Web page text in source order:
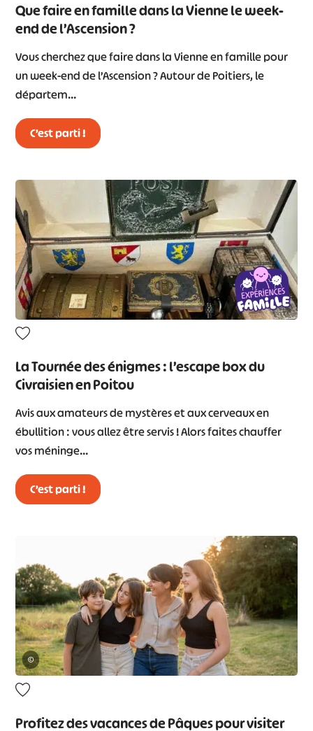
Que faire en famille dans la Vienne le week-
end de l’Ascension ?
Vous cherchez que faire dans la Vienne en famille pour
un week-end de l’Ascension ? Autour de Poitiers, le
départem…
C’est parti !
La Tournée des énigmes : l’escape box du
Civraisien en Poitou
Avis aux amateurs de mystères et aux cerveaux en
ébullition : vous allez être servis ! Alors faites chauffer
vos méninge…
C’est parti !
©
Profitez des vacances de Pâques pour visiter